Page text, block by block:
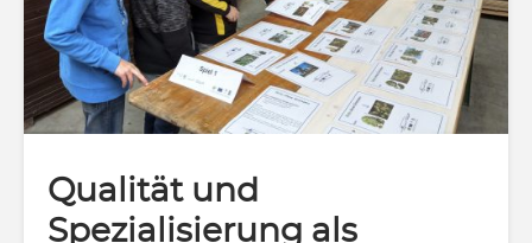
Qualität und
Spezialisierung als